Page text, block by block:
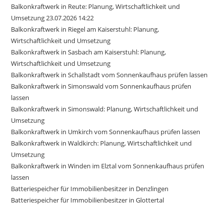
Balkonkraftwerk in Reute: Planung, Wirtschaftlichkeit und
Umsetzung 23.07.2026 14:22
Balkonkraftwerk in Riegel am Kaiserstuhl: Planung,
Wirtschaftlichkeit und Umsetzung
Balkonkraftwerk in Sasbach am Kaiserstuhl: Planung,
Wirtschaftlichkeit und Umsetzung
Balkonkraftwerk in Schallstadt vom Sonnenkaufhaus prüfen lassen
Balkonkraftwerk in Simonswald vom Sonnenkaufhaus prüfen
lassen
Balkonkraftwerk in Simonswald: Planung, Wirtschaftlichkeit und
Umsetzung
Balkonkraftwerk in Umkirch vom Sonnenkaufhaus prüfen lassen
Balkonkraftwerk in Waldkirch: Planung, Wirtschaftlichkeit und
Umsetzung
Balkonkraftwerk in Winden im Elztal vom Sonnenkaufhaus prüfen
lassen
Batteriespeicher für Immobilienbesitzer in Denzlingen
Batteriespeicher für Immobilienbesitzer in Glottertal